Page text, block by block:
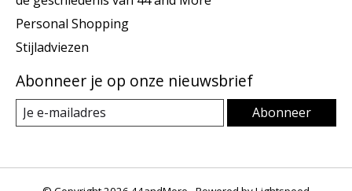
Personal Shopping
Stijladviezen
Abonneer je op onze nieuwsbrief
Abonneer